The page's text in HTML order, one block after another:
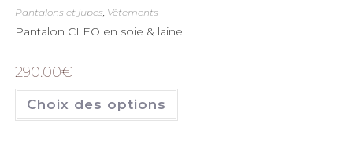
Pantalons et jupes Vêtements
Pantalon CLEO en soie & laine
290.00€
Choix des options